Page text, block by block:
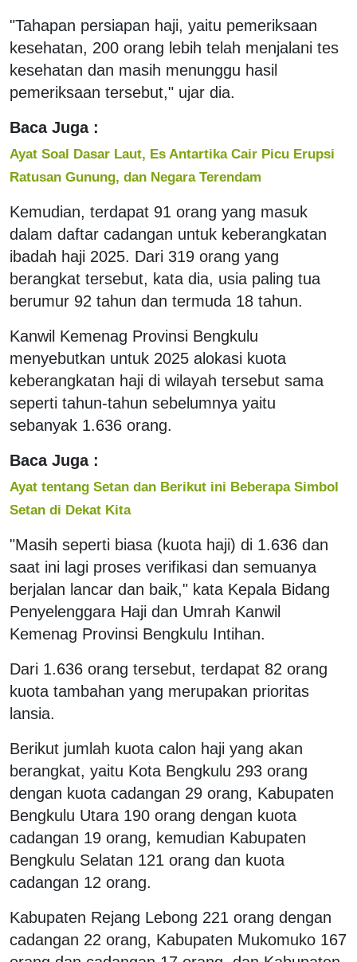
"Tahapan persiapan haji, yaitu pemeriksaan
kesehatan, 200 orang lebih telah menjalani tes
kesehatan dan masih menunggu hasil
pemeriksaan tersebut," ujar dia.
Baca Juga :
Ayat Soal Dasar Laut, Es Antartika Cair Picu Erupsi
Ratusan Gunung, dan Negara Terendam
Kemudian, terdapat 91 orang yang masuk
dalam daftar cadangan untuk keberangkatan
ibadah haji 2025. Dari 319 orang yang
berangkat tersebut, kata dia, usia paling tua
berumur 92 tahun dan termuda 18 tahun.
Kanwil Kemenag Provinsi Bengkulu
menyebutkan untuk 2025 alokasi kuota
keberangkatan haji di wilayah tersebut sama
seperti tahun-tahun sebelumnya yaitu
sebanyak 1.636 orang.
Baca Juga :
Ayat tentang Setan dan Berikut ini Beberapa Simbol
Setan di Dekat Kita
"Masih seperti biasa (kuota haji) di 1.636 dan
saat ini lagi proses verifikasi dan semuanya
berjalan lancar dan baik," kata Kepala Bidang
Penyelenggara Haji dan Umrah Kanwil
Kemenag Provinsi Bengkulu Intihan.
Dari 1.636 orang tersebut, terdapat 82 orang
kuota tambahan yang merupakan prioritas
lansia.
Berikut jumlah kuota calon haji yang akan
berangkat, yaitu Kota Bengkulu 293 orang
dengan kuota cadangan 29 orang, Kabupaten
Bengkulu Utara 190 orang dengan kuota
cadangan 19 orang, kemudian Kabupaten
Bengkulu Selatan 121 orang dan kuota
cadangan 12 orang.
Kabupaten Rejang Lebong 221 orang dengan
cadangan 22 orang, Kabupaten Mukomuko 167